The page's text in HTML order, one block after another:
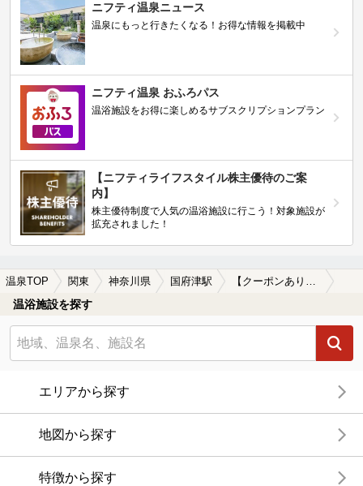
ニフティ温泉ニュース
温泉にもっと行きたくなる！お得な情報を掲載中
ニフティ温泉 おふろパス
温浴施設をお得に楽しめるサブスクリプションプラン
【ニフティライフスタイル株主優待のご案
内】
株主優待制度で人気の温浴施設に行こう！対象施設が
拡充されました！
温泉TOP 関東 神奈川県 国府津駅 【クーポンあり】塩化物泉が楽しめる国府津駅近くの温泉、日帰り温泉、スーパー銭湯おすすめ
温浴施設を探す
エリアから探す
地図から探す
特徴から探す